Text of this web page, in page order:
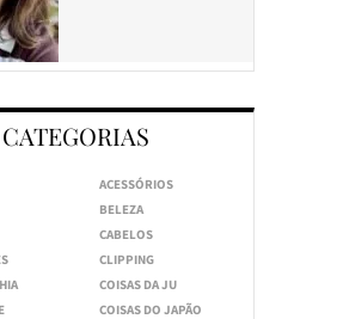
CATEGORIAS
ACESSÓRIOS
BELEZA
CABELOS
CLIPPING
COISAS DA JU
COISAS DO JAPÃO